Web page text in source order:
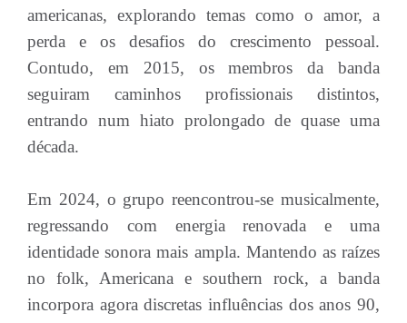
americanas, explorando temas como o amor, a
perda e os desafios do crescimento pessoal.
Contudo, em 2015, os membros da banda
seguiram caminhos profissionais distintos,
entrando num hiato prolongado de quase uma
década.
Em 2024, o grupo reencontrou-se musicalmente,
regressando com energia renovada e uma
identidade sonora mais ampla. Mantendo as raízes
no folk, Americana e southern rock, a banda
incorpora agora discretas influências dos anos 90,